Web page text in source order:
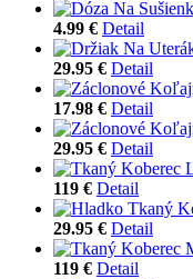
4.99 € Detail
29.95 € Detail
17.98 € Detail
29.95 € Detail
119 € Detail
29.95 € Detail
119 € Detail